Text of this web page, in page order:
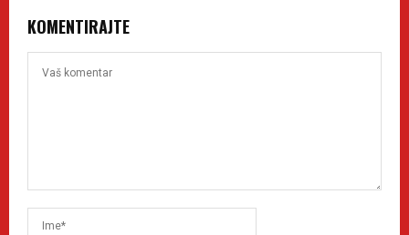
KOMENTIRAJTE